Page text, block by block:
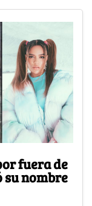
fuera de
su nombre